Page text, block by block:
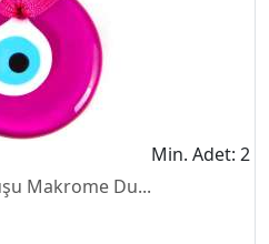
Min. Adet: 2
Makrome Du...